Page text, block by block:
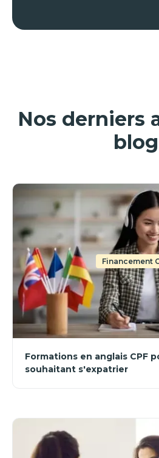
Nos derniers
blog
Financement
Formations en anglais CPF
souhaitant s'expatrier